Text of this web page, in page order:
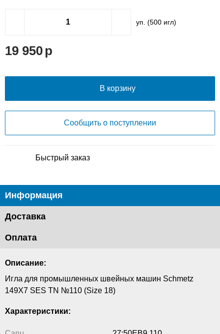
уп. (500игл)
19 950
В корзину
Сообщить о поступлении
Быстрый заказ
Информация
Доставка
Оплата
Описание:
Игла для промышленных швейных машин Schmetz
149X7 SES TN №110 (Size 18)
Характеристики: